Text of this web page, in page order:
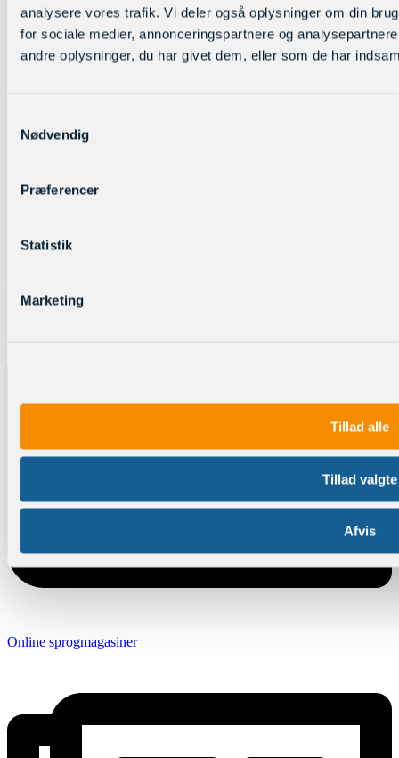
analysere vores trafik. Vi deler også oplysninger om din
for sociale medier, annonceringspartnere og
andre oplysninger, du har givet dem, eller som de har
Nødvendig
Præferencer
Statistik
Marketing
Tillad alle
Tillad valgte
Afvis
Online sprogmagasiner